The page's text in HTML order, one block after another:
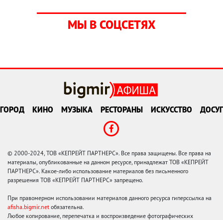
МЫ В СОЦСЕТЯХ
ГОРОД КИНО МУЗЫКА РЕСТОРАНЫ ИСКУССТВО ДОСУГ
© 2000-2024, ТОВ «КЕПРЕЙТ ПАРТНЕРС». Все права защищены. Все права на
материалы, опубликованные на данном ресурсе, принадлежат ТОВ «КЕПРЕЙТ
ПАРТНЕРС». Какое-либо использование материалов без письменного
разрешения ТОВ «КЕПРЕЙТ ПАРТНЕРС» запрещено.
При правомерном использовании материалов данного ресурса гиперссылка на
afisha.bigmir.net обязательна.
Любое копирование, перепечатка и воспроизведение фотографических